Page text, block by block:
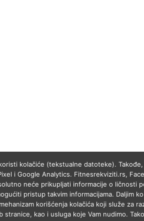
kolačiće (tekstualne datoteke).
i Google Analytics. Fitnesrekviziti.rs,
neće prikupljati informacije o ličnosti
pristup takvim informacijama. Daljim
korišćenja kolačića koji služe za
stranice, kao i usluga koje Vam nudimo.